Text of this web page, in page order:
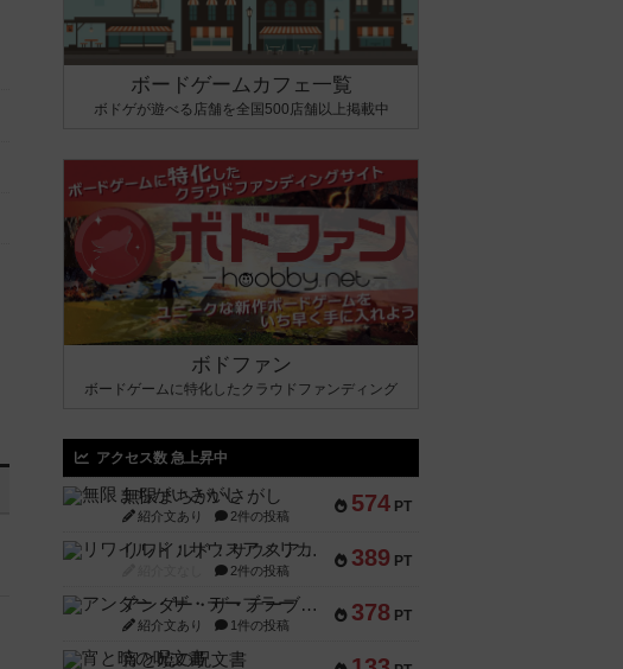
ボードゲームカフェ一覧
ボドゲが遊べる店舗を全国500店舗以上掲載中
ボドファン
ボードゲームに特化したクラウドファンディング
アクセス数 急上昇中
574 PT
無限まちがいさがし
紹介文あり 2件の投稿
389 PT
リワイルド：サウスアメリカ
2件の投稿
378 PT
アンダー・ザ・テーブラー
紹介文あり 1件の投稿
宵と暁の呪文書